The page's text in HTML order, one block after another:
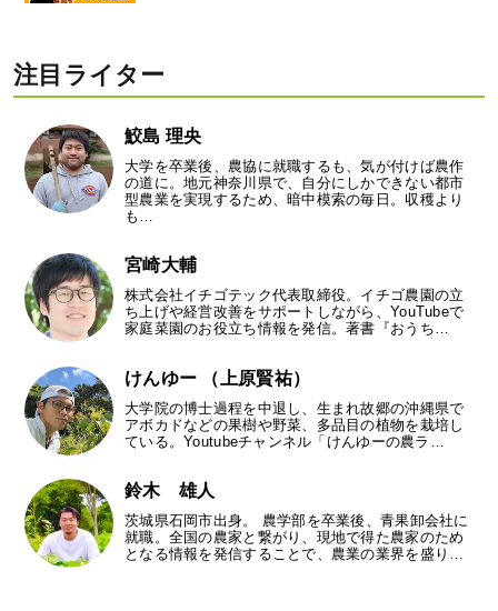
注目ライター
鮫島 理央
大学を卒業後、農協に就職するも、気が付けば農作
の道に。地元神奈川県で、自分にしかできない都市
型農業を実現するため、暗中模索の毎日。収穫より
も…
宮崎大輔
株式会社イチゴテック代表取締役。イチゴ農園の立
ち上げや経営改善をサポートしながら、YouTubeで
家庭菜園のお役立ち情報を発信。著書『おうち…
けんゆー （上原賢祐）
大学院の博士過程を中退し、生まれ故郷の沖縄県で
アボカドなどの果樹や野菜、多品目の植物を栽培し
ている。Youtubeチャンネル「けんゆーの農ラ…
鈴木 雄人
茨城県石岡市出身。 農学部を卒業後、青果卸会社に
就職。全国の農家と繋がり、現地で得た農家のため
となる情報を発信することで、農業の業界を盛り…